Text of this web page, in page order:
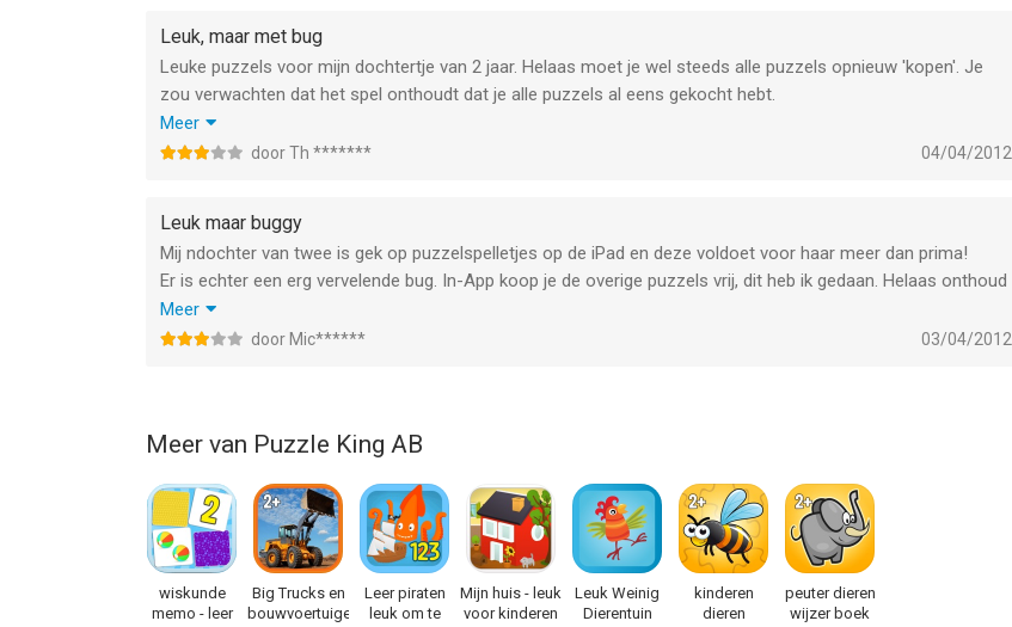
Leuk, maar met bug
Leuke puzzels voor mijn dochtertje van 2 jaar. Helaas moet je wel steeds alle puzzels opnieuw 'kopen'. Je
zou verwachten dat het spel onthoudt dat je alle puzzels al eens gekocht hebt.
Mijn dochtertje kan al veel op de iPad, maar ze is nog niet zo ver dat ze met mijn Apple id de puzzels terug
kan zetten ;)
Meer
door Th ******* 04/04/2012
Leuk maar buggy
Mij ndochter van twee is gek op puzzelspelletjes op de iPad en deze voldoet voor haar meer dan prima!
Er is echter een erg vervelende bug. In-App koop je de overige puzzels vrij, dit heb ik gedaan. Helaas onthoud
de app dit niet en moet je de Puzzel telkens opnieuw kopen. Niet dat dit extra kosten met zich meebrengt,
aangezien Apple keurig onthoudt dat je de app reeds hebt gekocht. Alleen staat mijn Apple account
Meer
door Mic****** 03/04/2012
Meer van Puzzle King AB
wiskunde
memo - leer
Big Trucks en
bouwvoertuigen
Leer piraten
leuk om te
Mijn huis - leuk
voor kinderen
Leuk Weinig
Dierentuin
kinderen
dieren
peuter dieren
wijzer boek